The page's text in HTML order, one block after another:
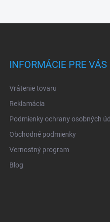
INFORMÁCIE PRE VÁS
Vrátenie tovaru
Reklamácia
Podmienky ochrany osobných
Obchodné podmienky
Vernostný program
Blog